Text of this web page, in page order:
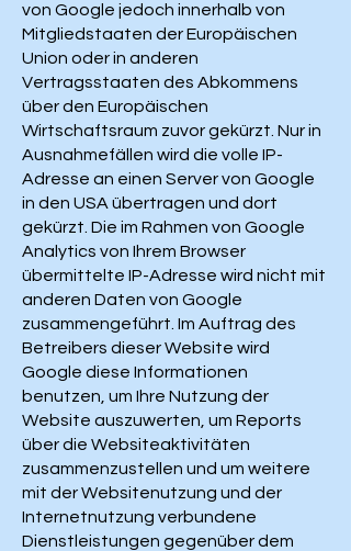
von Google jedoch innerhalb von
Mitgliedstaaten der Europäischen
Union oder in anderen
Vertragsstaaten des Abkommens
über den Europäischen
Wirtschaftsraum zuvor gekürzt. Nur in
Ausnahmefällen wird die volle IP-
Adresse an einen Server von Google
in den USA übertragen und dort
gekürzt. Die im Rahmen von Google
Analytics von Ihrem Browser
übermittelte IP-Adresse wird nicht mit
anderen Daten von Google
zusammengeführt. Im Auftrag des
Betreibers dieser Website wird
Google diese Informationen
benutzen, um Ihre Nutzung der
Website auszuwerten, um Reports
über die Websiteaktivitäten
zusammenzustellen und um weitere
mit der Websitenutzung und der
Internetnutzung verbundene
Dienstleistungen gegenüber dem